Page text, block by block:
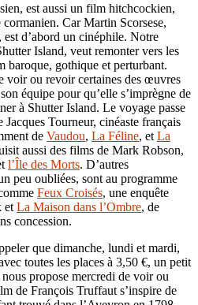
est aussi un film hitchcockien,
Car Martin Scorsese,
est d’abord un cinéphile. Notre
Island, veut remonter vers les
baroque, gothique et perturbant.
voir ou revoir certaines des œuvres
équipe pour qu’elle s’imprègne de
à Shutter Island. Le voyage passe
Tourneur, cinéaste français
de Vaudou, La Féline, et La
aussi des films de Mark Robson,
l’Île des Morts. D’autres
peu oubliées, sont au programme
Feux Croisés, une enquête
et La Maison dans l’Ombre, de
concession.
que dimanche, lundi et mardi,
toutes les places à 3,50 €, un petit
propose mercredi de voir ou
de François Truffaut s’inspire de